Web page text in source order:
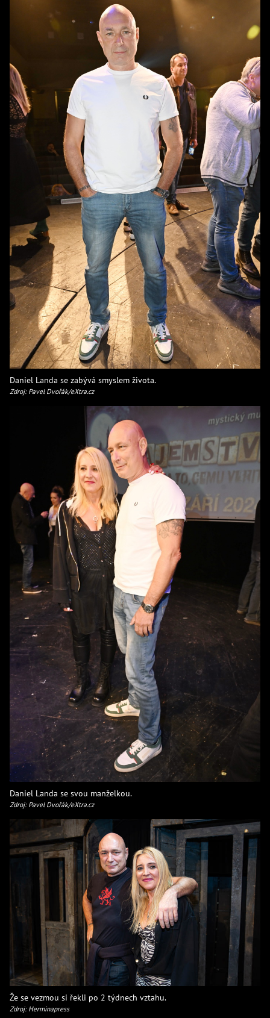
Daniel Landa se zabývá smyslem života.
Zdroj: Pavel Dvořák/eXtra.cz
Daniel Landa se svou manželkou.
Zdroj: Pavel Dvořák/eXtra.cz
Že se vezmou si řekli po 2 týdnech vztahu.
Zdroj: Herminapress